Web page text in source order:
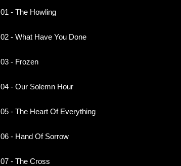
01 - The Howling
02 - What Have You Done
03 - Frozen
04 - Our Solemn Hour
05 - The Heart Of Everything
06 - Hand Of Sorrow
07 - The Cross